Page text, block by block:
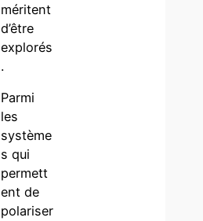
méritent
d’être
explorés
.
Parmi
les
système
s qui
permett
ent de
polariser